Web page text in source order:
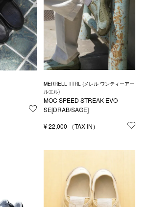
お気に入りに登録する
MERRELL 1TRL (メレル ワンティーアー
ルエル)
MOC SPEED STREAK EVO
SE[DRAB/SAGE]
¥22,000